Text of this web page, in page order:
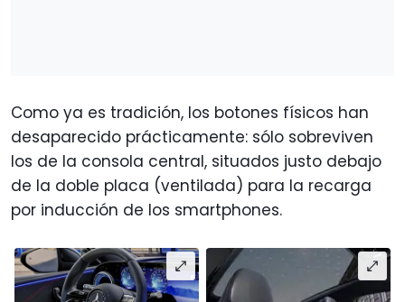
Como ya es tradición, los botones físicos han
desaparecido prácticamente: sólo sobreviven
los de la consola central, situados justo debajo
de la doble placa (ventilada) para la recarga
por inducción de los smartphones.